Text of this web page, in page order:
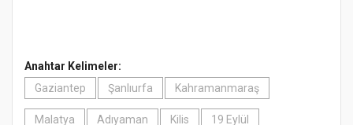
Anahtar Kelimeler:
Gaziantep
Şanlıurfa Kahramanmaraş
Malatya Adıyaman Kilis 19 Eylül